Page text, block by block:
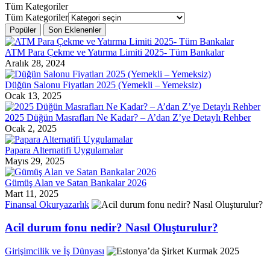
Tüm Kategoriler
Tüm Kategoriler
Popüler Son Eklenenler
ATM Para Çekme ve Yatırma Limiti 2025- Tüm Bankalar
Aralık 28, 2024
Düğün Salonu Fiyatları 2025 (Yemekli – Yemeksiz)
Ocak 13, 2025
2025 Düğün Masrafları Ne Kadar? – A’dan Z’ye Detaylı Rehber
Ocak 2, 2025
Papara Alternatifi Uygulamalar
Mayıs 29, 2025
Gümüş Alan ve Satan Bankalar 2026
Mart 11, 2025
Finansal Okuryazarlık
Acil durum fonu nedir? Nasıl Oluşturulur?
Girişimcilik ve İş Dünyası